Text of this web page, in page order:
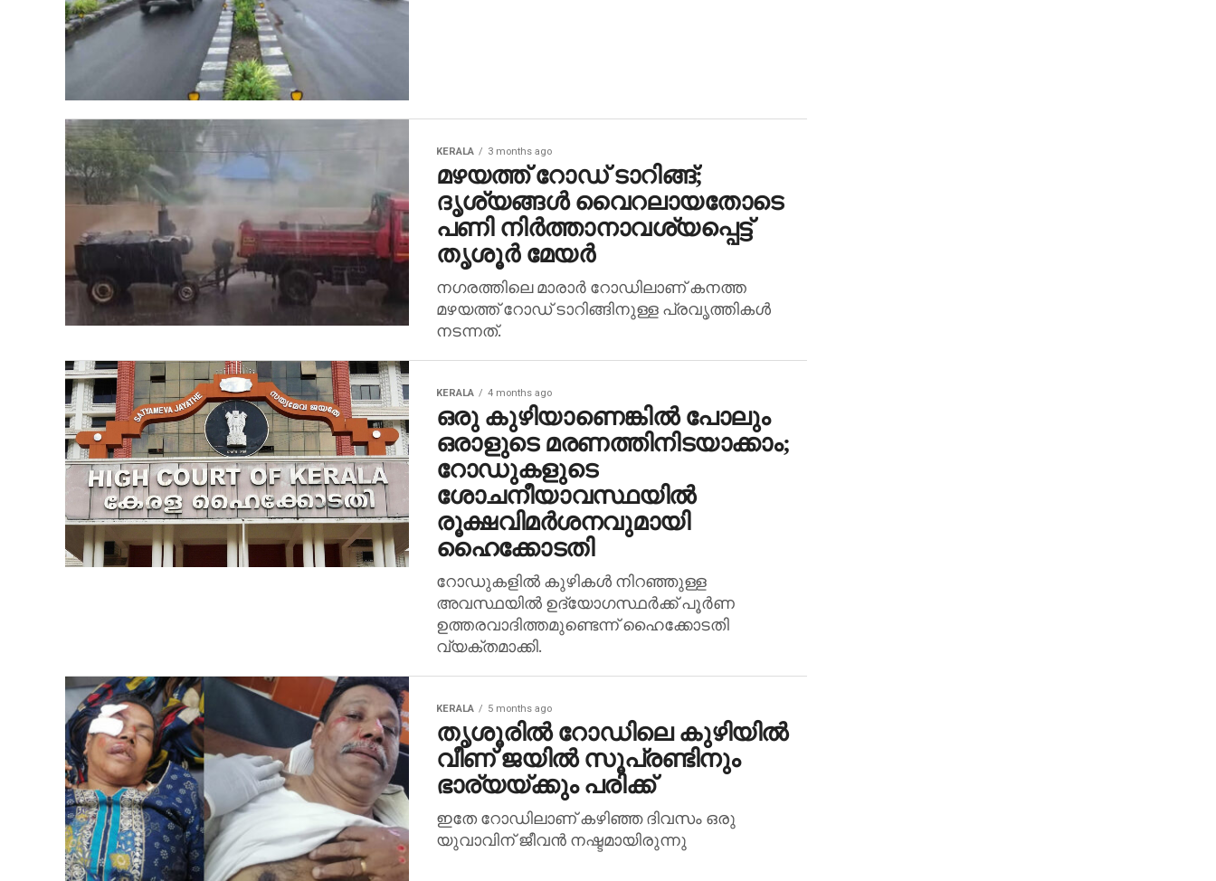
KERALA 3 months ago
മഴയത്ത് റോഡ് ടാറിങ്ങ്;
ദൃശ്യങ്ങള്‍ വൈറലായതോടെ
പണി നിര്‍ത്താനാവശ്യപ്പെട്ട്
തൃശൂര്‍ മേയര്‍
നഗരത്തിലെ മാരാര്‍ റോഡിലാണ് കനത്ത
മഴയത്ത് റോഡ് ടാറിങ്ങിനുള്ള പ്രവൃത്തികള്‍
നടന്നത്.
KERALA 4 months ago
ഒരു കുഴിയാണെങ്കില്‍ പോലും
ഒരാളുടെ മരണത്തിനിടയാക്കാം;
റോഡുകളുടെ
ശോചനീയാവസ്ഥയില്‍
രൂക്ഷവിമര്‍ശനവുമായി
ഹൈക്കോടതി
റോഡുകളില്‍ കുഴികള്‍ നിറഞ്ഞുള്ള
അവസ്ഥയില്‍ ഉദ്യോഗസ്ഥര്‍ക്ക് പൂര്‍ണ
ഉത്തരവാദിത്തമുണ്ടെന്ന് ഹൈക്കോടതി
വ്യക്തമാക്കി.
KERALA 5 months ago
തൃശൂരില്‍ റോഡിലെ കുഴിയില്‍
വീണ് ജയില്‍ സൂപ്രണ്ടിനും
ഭാര്യയ്ക്കും പരിക്ക്
ഇതേ റോഡിലാണ് കഴിഞ്ഞ ദിവസം ഒരു
യുവാവിന് ജീവൻ നഷ്ടമായിരുന്നു